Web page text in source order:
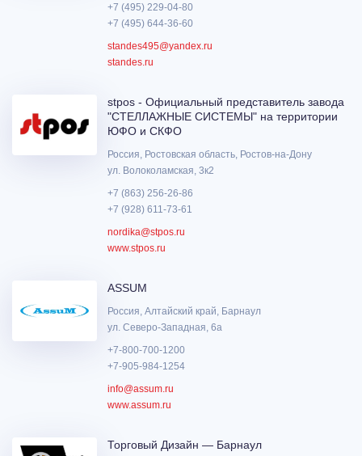
+7 (495) 229-04-80
+7 (495) 644-36-60
standes495@yandex.ru
standes.ru
stpos - Официальный представитель завода
"СТЕЛЛАЖНЫЕ СИСТЕМЫ" на территории
ЮФО и СКФО
Россия, Ростовская область, Ростов-на-Дону
ул. Волоколамская, 3к2
+7 (863) 256-26-86
+7 (928) 611-73-61
nordika@stpos.ru
www.stpos.ru
ASSUM
Россия, Алтайский край, Барнаул
ул. Северо-Западная, 6а
+7-800-700-1200
+7-905-984-1254
info@assum.ru
www.assum.ru
Торговый Дизайн — Барнаул